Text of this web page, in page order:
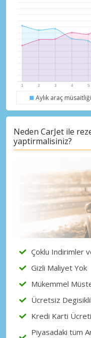
Aylık araç müsaitliği
Neden CarJet ile
yaptirmalisiniz?
Çoklu Indirimler
Gizli Maliyet Yok
Mükemmel
Ücretsiz
Kredi Karti
Piyasadaki tüm